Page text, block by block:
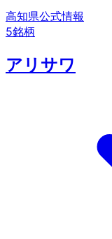
高知県公式情報
5銘柄
アリサワ